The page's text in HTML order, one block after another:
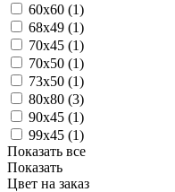
60х60 (1)
68х49 (1)
70х45 (1)
70х50 (1)
73х50 (1)
80х80 (3)
90х45 (1)
99х45 (1)
Показать все
Показать
Цвет на заказ